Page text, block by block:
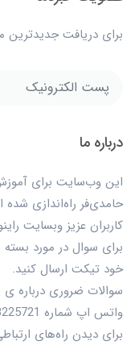
برای دریافت جدیدترین
درباره ما
این وب‌سایت برای
حامدی‌فر راه‌اندازی
کاربران عزیز وبسایت
برای سوال در مورد
خود تیکت ارسال کنید.
سوالات ضروری درباره
واتس اپ شماره 09373225721 مطرح کنید
برای دیدن راه‌های